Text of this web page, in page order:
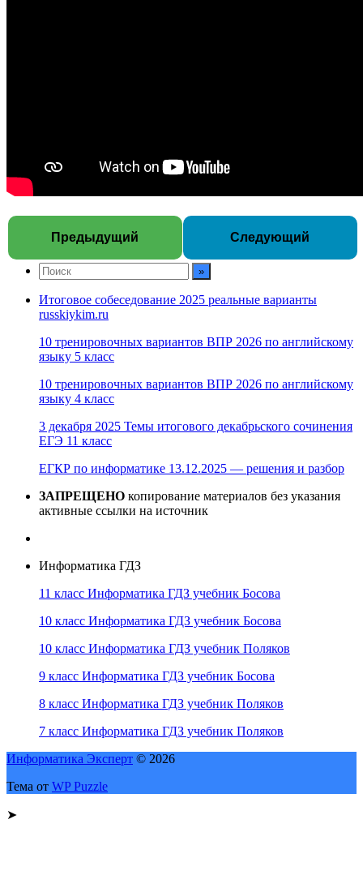
Предыдущий Следующий
Итоговое собеседование 2025 реальные варианты
russkiykim.ru
10 тренировочных вариантов ВПР 2026 по английскому
языку 5 класс
10 тренировочных вариантов ВПР 2026 по английскому
языку 4 класс
3 декабря 2025 Темы итогового декабрьского сочинения
ЕГЭ 11 класс
ЕГКР по информатике 13.12.2025 — решения и разбор
ЗАПРЕЩЕНО копирование материалов без указания
активные ссылки на источник
Информатика ГДЗ
11 класс Информатика ГДЗ учебник Босова
10 класс Информатика ГДЗ учебник Босова
10 класс Информатика ГДЗ учебник Поляков
9 класс Информатика ГДЗ учебник Босова
8 класс Информатика ГДЗ учебник Поляков
7 класс Информатика ГДЗ учебник Поляков
Информатика Эксперт © 2026
Тема от WP Puzzle
➤